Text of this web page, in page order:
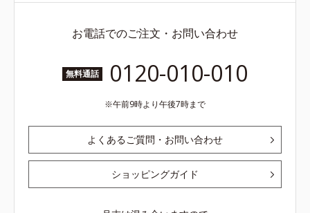
お電話でのご注文・お問い合わせ
無料通話 0120-010-010
午前9時より午後7時まで
よくあるご質問・お問い合わせ
ショッピングガイド